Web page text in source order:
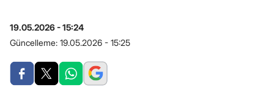
19.05.2026 - 15:24
Güncelleme: 19.05.2026 - 15:25